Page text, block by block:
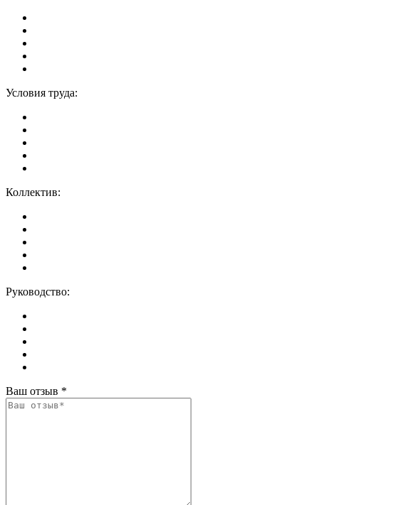
Условия труда:
Коллектив:
Руководство:
Ваш отзыв *